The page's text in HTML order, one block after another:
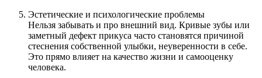
Эстетические и психологические проблемы
Нельзя забывать и про внешний вид. Кривые зубы или
заметный дефект прикуса часто становятся причиной
стеснения собственной улыбки, неуверенности в себе.
Это прямо влияет на качество жизни и самооценку
человека.